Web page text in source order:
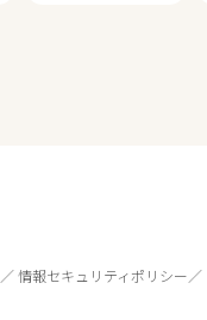
情報セキュリティポリシー